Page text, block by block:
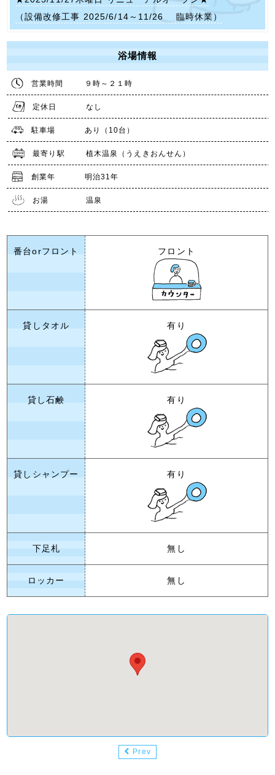
（設備改修工事 2025/6/14～11/26 臨時休業）
浴場情報
営業時間 ９時～２１時
定休日 なし
駐車場 あり（10台）
最寄り駅 植木温泉（うえきおんせん）
創業年 明治31年
お湯 温泉
番台orフロント フロント
貸しタオル 有り
貸し石鹸 有り
貸しシャンプー 有り
下足札 無し
ロッカー 無し
Prev